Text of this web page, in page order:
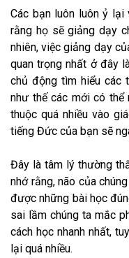
Các bạn luôn luôn ỷ lại
rằng họ sẽ giảng dạy
nhiên, việc giảng dạy
quan trọng nhất ở đây
chủ động tìm hiểu các
như thế các mới có thể
thuộc quá nhiều vào
tiếng Đức của bạn sẽ
Đây là tâm lý thường
nhớ rằng, não của
được những bài học
sai lầm chúng ta mắc
cách học nhanh nhất,
lại quá nhiều.